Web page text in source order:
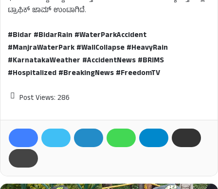
ಟ್ರಾಫಿಕ್ ಜಾಮ್ ಉಂಟಾಗಿದೆ.
#Bidar #BidarRain #WaterParkAccident
#ManjraWaterPark #WallCollapse #HeavyRain
#KarnatakaWeather #AccidentNews #BRIMS
#Hospitalized #BreakingNews #FreedomTV
Post Views: 286